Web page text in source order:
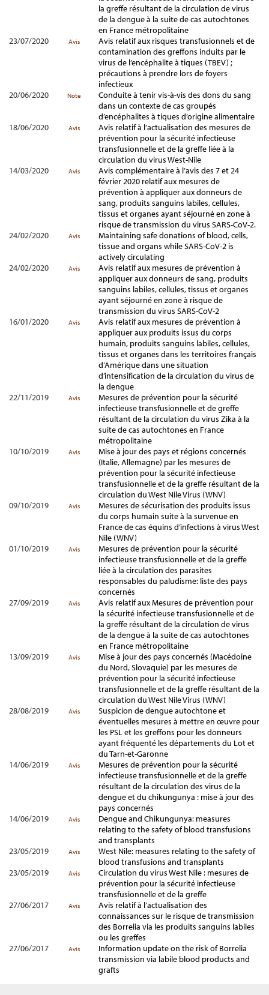
la greffe résultant de la circulation de virus
de la dengue à la suite de cas autochtones
en France métropolitaine
23/07/2020
Avis
Avis relatif aux risques transfusionnels et de
contamination des greffons induits par le
virus de l’encéphalite à tiques (TBEV) ;
précautions à prendre lors de foyers
infectieux
20/06/2020
Note
Conduite à tenir vis-à-vis des dons du sang
dans un contexte de cas groupés
d’encéphalites à tiques d’origine alimentaire
18/06/2020
Avis
Avis relatif à l’actualisation des mesures de
prévention pour la sécurité infectieuse
transfusionnelle et de la greffe liée à la
circulation du virus West-Nile
14/03/2020
Avis
Avis complémentaire à l’avis des 7 et 24
février 2020 relatif aux mesures de
prévention à appliquer aux donneurs de
sang, produits sanguins labiles, cellules,
tissus et organes ayant séjourné en zone à
risque de transmission du virus SARS-CoV-2.
24/02/2020
Avis
Maintaining safe donations of blood, cells,
tissue and organs while SARS-CoV-2 is
actively circulating
24/02/2020
Avis
Avis relatif aux mesures de prévention à
appliquer aux donneurs de sang, produits
sanguins labiles, cellules, tissus et organes
ayant séjourné en zone à risque de
transmission du virus SARS-CoV-2
16/01/2020
Avis
Avis relatif aux mesures de prévention à
appliquer aux produits issus du corps
humain, produits sanguins labiles, cellules,
tissus et organes dans les territoires français
d’Amérique dans une situation
d’intensification de la circulation du virus de
la dengue
22/11/2019
Avis
Mesures de prévention pour la sécurité
infectieuse transfusionnelle et de greffe
résultant de la circulation du virus Zika à la
suite de cas autochtones en France
métropolitaine
10/10/2019
Avis
Mise à jour des pays et régions concernés
(Italie, Allemagne) par les mesures de
prévention pour la sécurité infectieuse
transfusionnelle et de la greffe résultant de la
circulation du West Nile Virus (WNV)
09/10/2019
Avis
Mesures de sécurisation des produits issus
du corps humain suite à la survenue en
France de cas équins d’infections à virus West
Nile (WNV)
01/10/2019
Avis
Mesures de prévention pour la sécurité
infectieuse transfusionnelle et de la greffe
liée à la circulation des parasites
responsables du paludisme: liste des pays
concernés
27/09/2019
Avis
Avis relatif aux Mesures de prévention pour
la sécurité infectieuse transfusionnelle et de
la greffe résultant de la circulation de virus
de la dengue à la suite de cas autochtones
en France métropolitaine
13/09/2019
Avis
Mise à jour des pays concernés (Macédoine
du Nord, Slovaquie) par les mesures de
prévention pour la sécurité infectieuse
transfusionnelle et de la greffe résultant de la
circulation du West Nile Virus (WNV)
28/08/2019
Avis
Suspicion de dengue autochtone et
éventuelles mesures à mettre en œuvre pour
les PSL et les greffons pour les donneurs
ayant fréquenté les départements du Lot et
du Tarn-et-Garonne
14/06/2019
Avis
Mesures de prévention pour la sécurité
infectieuse transfusionnelle et de la greffe
résultant de la circulation des virus de la
dengue et du chikungunya : mise à jour des
pays concernés
14/06/2019
Avis
Dengue and Chikungunya: measures
relating to the safety of blood transfusions
and transplants
23/05/2019
Avis
West Nile: measures relating to the safety of
blood transfusions and transplants
23/05/2019
Avis
Circulation du virus West Nile : mesures de
prévention pour la sécurité infectieuse
transfusionnelle et de la greffe
27/06/2017
Avis
Avis relatif à l’actualisation des
connaissances sur le risque de transmission
des Borrelia via les produits sanguins labiles
ou les greffes
27/06/2017
Avis
Information update on the risk of Borrelia
transmission via labile blood products and
grafts